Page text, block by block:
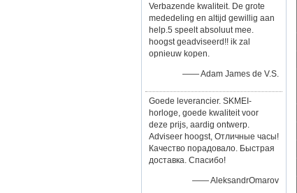
Verbazende kwaliteit. De grote
mededeling en altijd gewillig aan
help.5 speelt absoluut mee.
hoogst geadviseerd!! ik zal
opnieuw kopen.
—— Adam James de V.S.
Goede leverancier. SKMEI-
horloge, goede kwaliteit voor
deze prijs, aardig ontwerp.
Adviseer hoogst, Отличные часы!
Качество порадовало. Быстрая
доставка. Спасибо!
—— AleksandrOmarov